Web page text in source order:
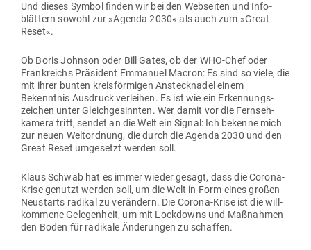
Und dieses Symbol finden wir bei den Web­seiten und Info­
blättern sowohl zur »Agenda 2030« als auch zum »Great
Reset«.
Ob Boris Johnson oder Bill Gates, ob der WHO-Chef oder
Frank­reichs Prä­sident Emmanuel Macron: Es sind so viele, die
mit ihrer bunten kreis­för­migen Ansteck­nadel einem
Bekenntnis Aus­druck ver­leihen. Es ist wie ein Erken­nungs­
zeichen unter Gleich­ge­sinnten. Wer damit vor die Fern­seh­
kamera tritt, sendet an die Welt ein Signal: Ich bekenne mich
zur neuen Welt­ordnung, die durch die Agenda 2030 und den
Great Reset umge­setzt werden soll.
Klaus Schwab hat es immer wieder gesagt, dass die Corona-
Krise genutzt werden soll, um die Welt in Form eines großen
Neu­starts radikal zu ver­ändern. Die Corona-Krise ist die will­
kommene Gele­genheit, um mit Lock­downs und Maß­nahmen
den Boden für radikale Ände­rungen zu schaffen.